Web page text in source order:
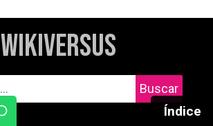
Índice
WikiVersus
Buscar